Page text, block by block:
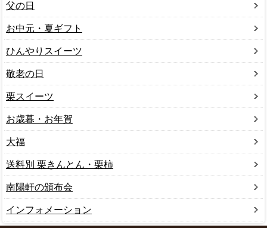
父の日
お中元・夏ギフト
ひんやりスイーツ
敬老の日
栗スイーツ
お歳暮・お年賀
大福
送料別 栗きんとん・栗柿
南陽軒の頒布会
インフォメーション